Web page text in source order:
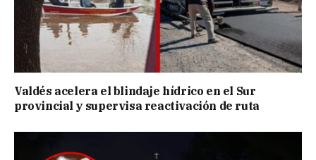
Valdés acelera el blindaje hídrico en el Sur
provincial y supervisa reactivación de ruta